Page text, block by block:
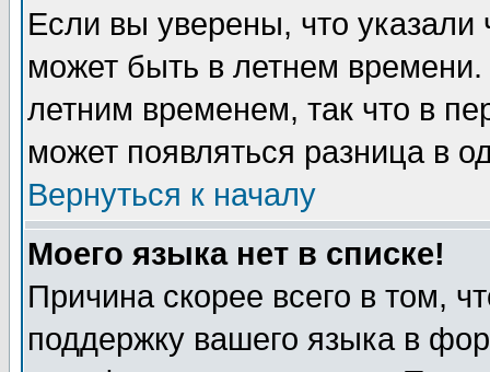
Если вы уверены, что указали
может быть в летнем
летним временем, так что в
может появляться разница в
Вернуться к началу
Моего языка нет в списке!
Причина скорее всего в том,
поддержку вашего языка в